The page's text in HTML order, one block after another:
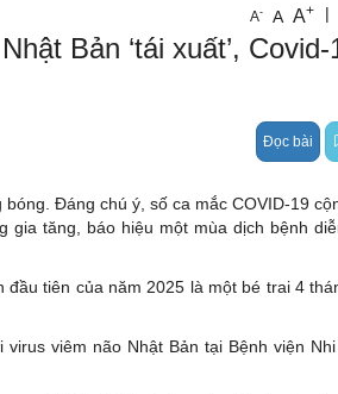
A- A A+ |
Bản ‘tái xuất’, Covid-
Đọc bài
Đáng chú ý, số ca mắc COVID-19
tăng, báo hiệu một mùa dịch bệnh
tiên của năm 2025 là một bé trai 4
viêm não Nhật Bản tại Bệnh viện Nhi